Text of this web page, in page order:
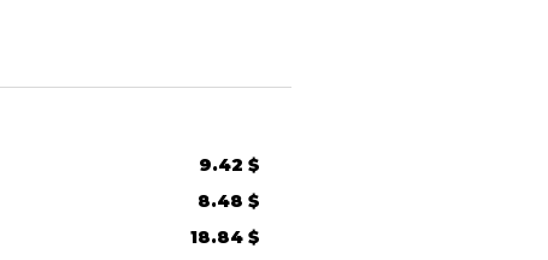
9.42 $
8.48 $
18.84 $